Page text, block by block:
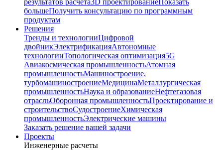
результатов расчета3D проектированиеПоказать
большеПолучить консультацию по программным
продуктам
Решения
Тренды и технологииЦифровой
двойникЭлектрификацияАвтономные
технологииТопологическая оптимизация5G
Авиакосмическая промышленностьАтомная
промышленностьМашиностроение,
турбомашиностроениеМедицинаМеталлургическая
промышленностьНаука и образованиеНефтегазовая
отрасльОборонная промышленностьПроектирование и
строительствоСудостроениеХимическая
промышленностьЭлектрические машины
Заказать решение вашей задачи
Проекты
Инженерные расчеты